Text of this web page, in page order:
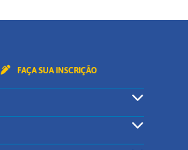
FAÇA SUA INSCRIÇÃO